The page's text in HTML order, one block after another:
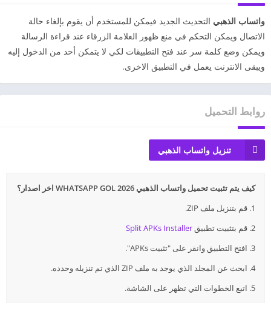
واتساب الذهبي التحديث الجديد فيمكن للمستخدم أن يقوم بإلغاء حالة
الاتصال ويمكن التحكم في منع ظهور العلامة الزرقاء عند قراءة الرسالة
ويمكن وضع كلمة سر عند فتح التطبيقات لكي لا يتمكن أحد من الدخول إليه
ويبقى الانترنت يعمل في التطبيق الاخرى.
روابط التحميل
تنزيل واتساب الذهبي
كيف يتم تثبيت تحميل واتساب الذهبي 2026 WHATSAPP GOL اخر اصدار؟
1. قم بتنزيل ملف ZIP.
2. قم بتثبيت تطبيق
Split APKs Installer
3. افتح التطبيق وانقر على "تثبيت APKs".
4. ابحث عن المجلد الذي يوجد به ملف ZIP الذي تم تنزيله وحدده.
5. اتبع الخطوات التي تظهر على الشاشة.